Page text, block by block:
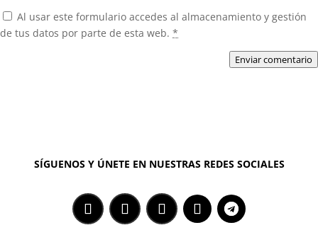
Al usar este formulario accedes al almacenamiento y gestión
de tus datos por parte de esta web. *
Enviar comentario
SÍGUENOS Y ÚNETE EN NUESTRAS REDES SOCIALES